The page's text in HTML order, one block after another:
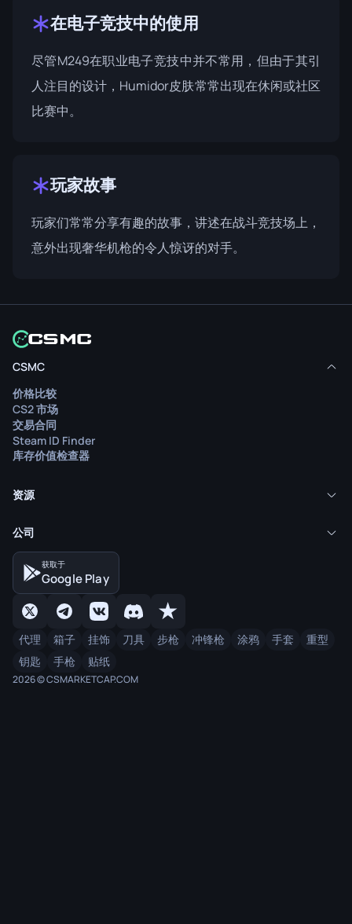
在电子竞技中的使用
尽管M249在职业电子竞技中并不常用，但由于其引
人注目的设计，Humidor皮肤常常出现在休闲或社区
比赛中。
玩家故事
玩家们常常分享有趣的故事，讲述在战斗竞技场上，
意外出现奢华机枪的令人惊讶的对手。
CSMC
价格比较
CS2 市场
交易合同
Steam ID Finder
库存价值检查器
资源
公司
获取于
Google Play
代理 箱子 挂饰 刀具 步枪 冲锋枪 涂鸦 手套
重型
钥匙
手枪 贴纸
2026 © CSMARKETCAP.COM